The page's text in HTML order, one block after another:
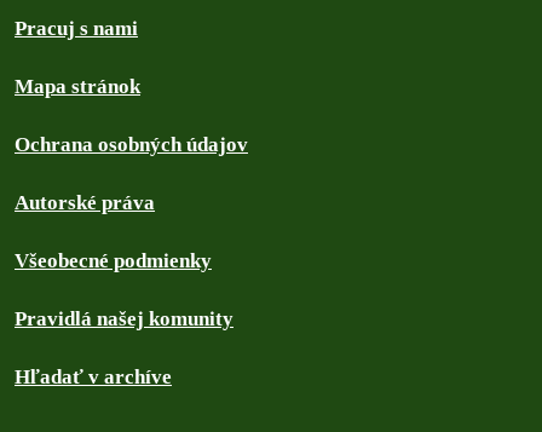
Pracuj s nami
Mapa stránok
Ochrana osobných údajov
Autorské práva
Všeobecné podmienky
Pravidlá našej komunity
Hľadať v archíve